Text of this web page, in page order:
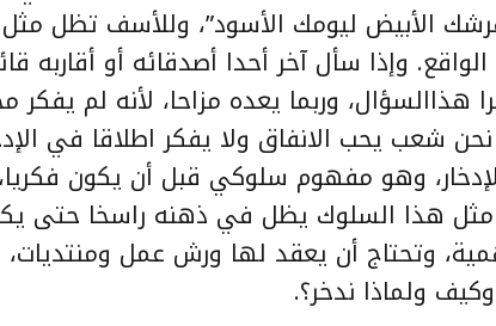
الأبيض ليومك الأسود”، وللأسف تظل
وإذا سأل آخر أحدا أصدقائه أو أقاربه
وربما يعده مزاحا، لأنه لم يفكر
شعب يحب الانفاق ولا يفكر اطلاقا في
وهو مفهوم سلوكي قبل أن يكون فكريا،
مثل هذا السلوك يظل في ذهنه راسخا حتى
وتحتاج أن يعقد لها ورش عمل ومنتديات،
ولماذا ندخر؟.